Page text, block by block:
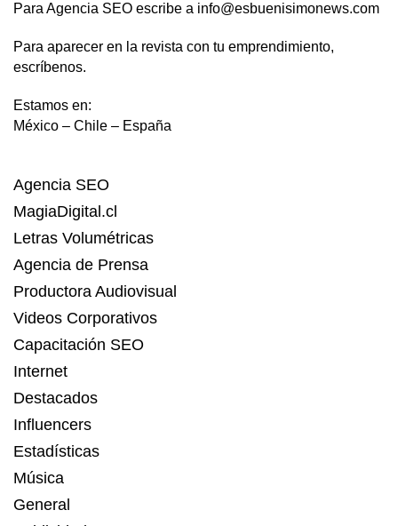
Para Agencia SEO escribe a info@esbuenisimonews.com
Para aparecer en la revista con tu emprendimiento,
escríbenos.
Estamos en:
México – Chile – España
Agencia SEO
MagiaDigital.cl
Letras Volumétricas
Agencia de Prensa
Productora Audiovisual
Videos Corporativos
Capacitación SEO
Internet
Destacados
Influencers
Estadísticas
Música
General